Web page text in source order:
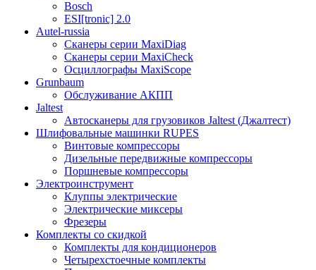
Bosch
ESI[tronic] 2.0
Autel-russia
Сканеры серии MaxiDiag
Сканеры серии MaxiCheck
Осциллографы MaxiScope
Grunbaum
Обслуживание АКПП
Jaltest
Автосканеры для грузовиков Jaltest (Джалтест)
Шлифовальные машинки RUPES
Винтовые компрессоры
Дизельные передвижные компрессоры
Поршневые компрессоры
Электроинструмент
Клуппы электрические
Электрические миксеры
Фрезеры
Комплекты со скидкой
Комплекты для кондиционеров
Четырехстоечные комплекты